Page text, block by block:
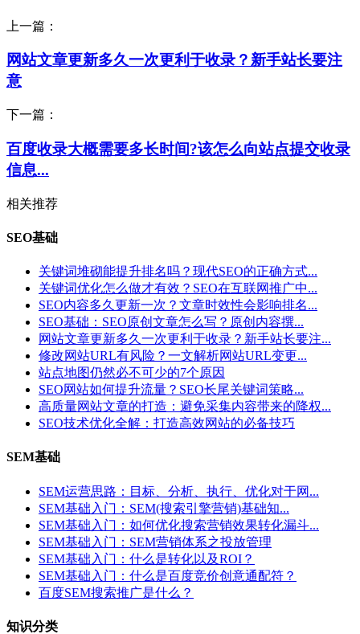
上一篇：
网站文章更新多久一次更利于收录？新手站长要注
意
下一篇：
百度收录大概需要多长时间?该怎么向站点提交收录
信息...
相关推荐
SEO基础
关键词堆砌能提升排名吗？现代SEO的正确方式...
关键词优化怎么做才有效？SEO在互联网推广中...
SEO内容多久更新一次？文章时效性会影响排名...
SEO基础：SEO原创文章怎么写？原创内容撰...
网站文章更新多久一次更利于收录？新手站长要注...
修改网站URL有风险？一文解析网站URL变更...
站点地图仍然必不可少的7个原因
SEO网站如何提升流量？SEO长尾关键词策略...
高质量网站文章的打造：避免采集内容带来的降权...
SEO技术优化全解：打造高效网站的必备技巧
SEM基础
SEM运营思路：目标、分析、执行、优化对于网...
SEM基础入门：SEM(搜索引擎营销)基础知...
SEM基础入门：如何优化搜索营销效果转化漏斗...
SEM基础入门：SEM营销体系之投放管理
SEM基础入门：什么是转化以及ROI？
SEM基础入门：什么是百度竞价创意通配符？
百度SEM搜索推广是什么？
知识分类